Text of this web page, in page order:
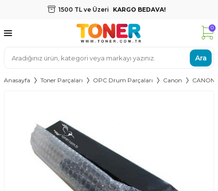
1500 TL ve Üzeri KARGO BEDAVA!
Ara
0
Anasayfa Toner Parçaları OPC Drum Parçaları Canon CANON